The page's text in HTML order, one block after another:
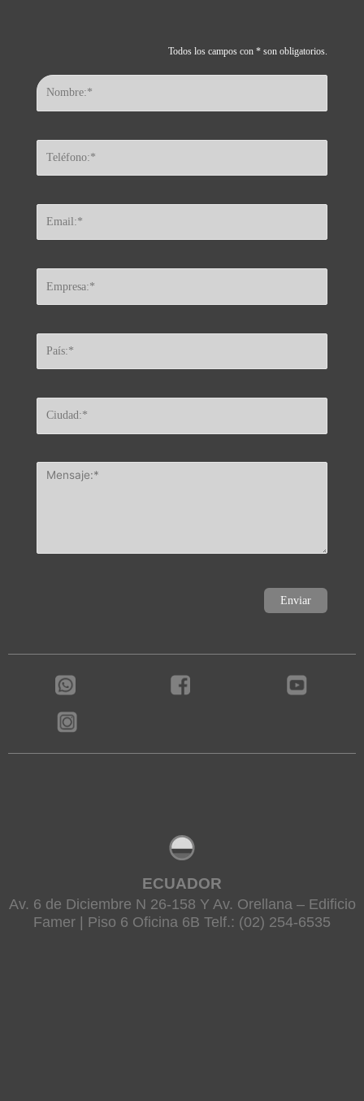
Todos los campos con * son obligatorios.
ECUADOR
Av. 6 de Diciembre N 26-158 Y Av. Orellana – Edificio
Famer | Piso 6 Oficina 6B Telf.: (02) 254-6535